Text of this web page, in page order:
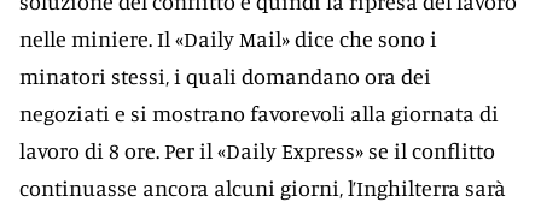
nelle miniere. Il «Daily Mail» dice che sono i
minatori stessi, i quali domandano ora dei
negoziati e si mostrano favorevoli alla giornata di
lavoro di 8 ore. Per il «Daily Express» se il conflitto
continuasse ancora alcuni giorni, l’Inghilterra sarà